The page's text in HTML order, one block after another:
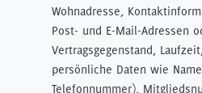
Wohnadresse,
Post- und E-Mail-Adressen
Vertragsgegenstand,
persönliche Daten wie
Telefonnummer),